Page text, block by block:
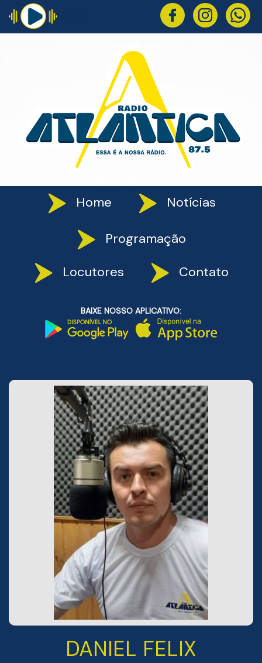
RÁDIO
Home Notícias
Programação
Locutores
Contato
BAIXE NOSSO APLICATIVO:
DANIEL FELIX